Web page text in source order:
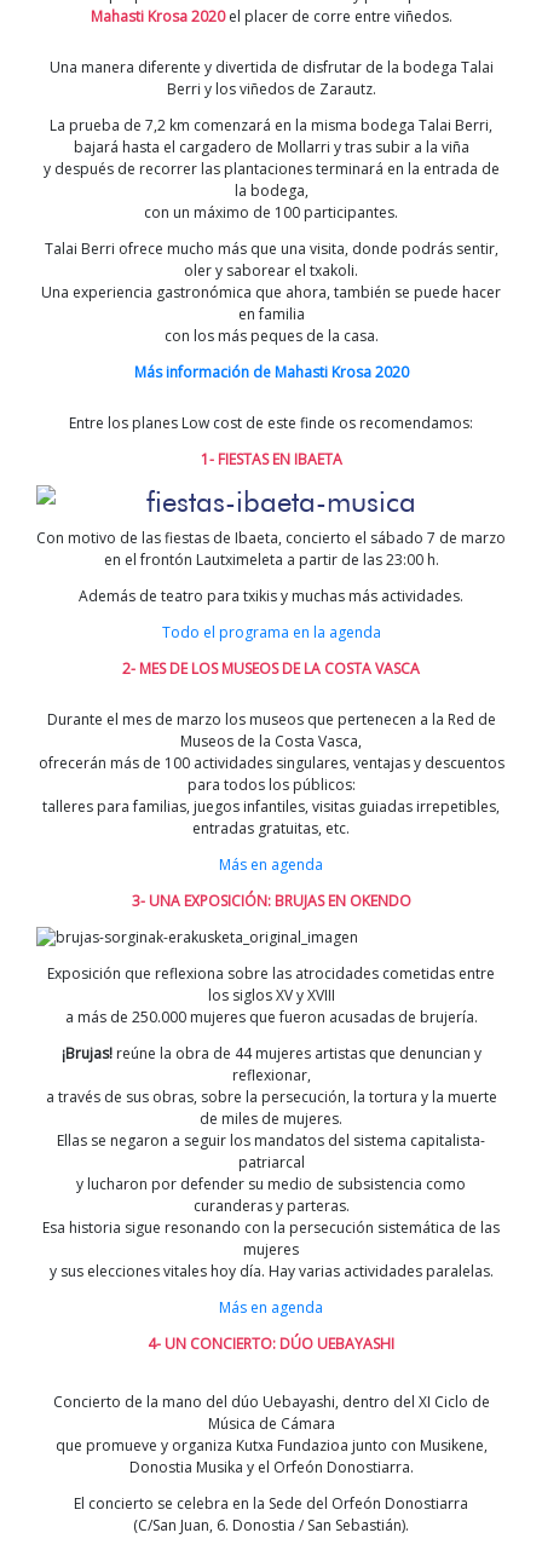
Mahasti Krosa 2020el placer de corre entre viñedos.
Una manera diferente y divertida de disfrutar de la bodega Talai
Berri y los viñedos de Zarautz.
La prueba de 7,2 km comenzará en la misma bodega Talai Berri,
bajará hasta el cargadero de Mollarri y tras subir a la viña
y después de recorrer las plantaciones terminará en la entrada de
la bodega,
con un máximo de 100 participantes.
Talai Berri ofrece mucho más que una visita, donde podrás sentir,
oler y saborear el txakoli.
Una experiencia gastronómica que ahora, también se puede hacer
en familia
con los más peques de la casa.
Más información de Mahasti Krosa 2020
Entre los planes Low cost de este finde os recomendamos:
1- FIESTAS EN IBAETA
Con motivo de las fiestas de Ibaeta, concierto el sábado 7 de marzo
en el frontón Lautximeleta a partir de las 23:00 h.
Además de teatro para txikis y muchas más actividades.
Todo el programa en la agenda
2- MES DE LOS MUSEOS DE LA COSTA VASCA
Durante el mes de marzo los museos que pertenecen a la Red de
Museos de la Costa Vasca,
ofrecerán más de 100 actividades singulares, ventajas y descuentos
para todos los públicos:
talleres para familias, juegos infantiles, visitas guiadas irrepetibles,
entradas gratuitas, etc.
Más en agenda
3- UNA EXPOSICIÓN: BRUJAS EN OKENDO
Exposición que reflexiona sobre las atrocidades cometidas entre
los siglos XV y XVIII
a más de 250.000 mujeres que fueron acusadas de brujería.
¡Brujas!reúne la obra de 44 mujeres artistas que denuncian y
reflexionar,
a través de sus obras, sobre la persecución, la tortura y la muerte
de miles de mujeres.
Ellas se negaron a seguir los mandatos del sistema capitalista-
patriarcal
y lucharon por defender su medio de subsistencia como
curanderas y parteras.
Esa historia sigue resonando con la persecución sistemática de las
mujeres
y sus elecciones vitales hoy día. Hay varias actividades paralelas.
Más en agenda
4- UN CONCIERTO: DÚO UEBAYASHI
Concierto de la mano del dúo Uebayashi, dentro del XI Ciclo de
Música de Cámara
que promueve y organiza Kutxa Fundazioa junto con Musikene,
Donostia Musika y el Orfeón Donostiarra.
El concierto se celebra en la Sede del Orfeón Donostiarra
(C/San Juan, 6. Donostia / San Sebastián).